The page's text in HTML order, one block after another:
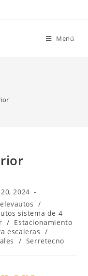
Menú
2024
elevautos /
sistema de 4
/ Estacionamiento
escaleras /
/ Serretecno